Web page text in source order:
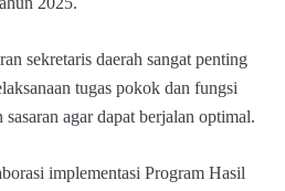
sekretaris daerah sangat penting
tugas pokok dan fungsi
agar dapat berjalan optimal.
implementasi Program Hasil